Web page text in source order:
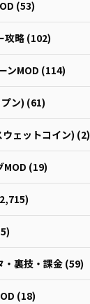
(53)
攻略 (102)
ンMOD (114)
ン) (61)
ェットコイン) (2)
MOD (19)
・裏技・課金 (59)
(18)